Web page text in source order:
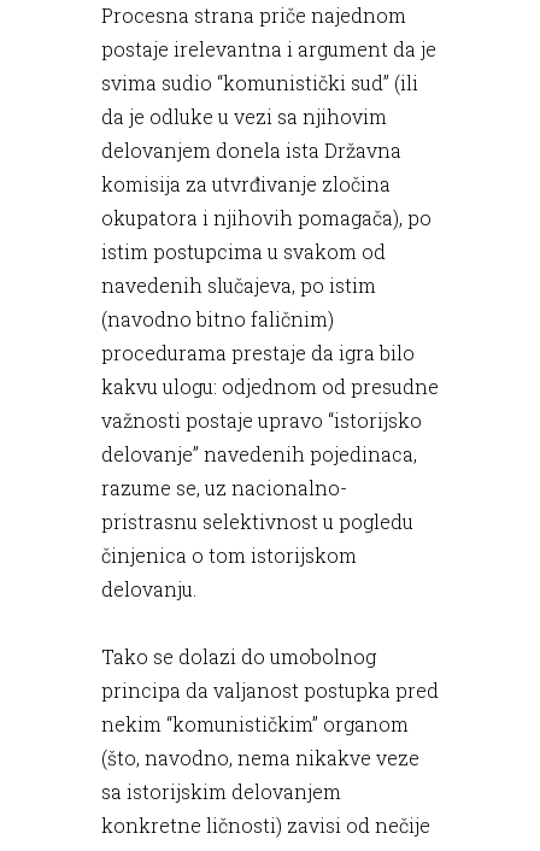
Procesna strana priče najednom
postaje irelevantna i argument da je
svima sudio “komunistički sud” (ili
da je odluke u vezi sa njihovim
delovanjem donela ista Državna
komisija za utvrđivanje zločina
okupatora i njihovih pomagača), po
istim postupcima u svakom od
navedenih slučajeva, po istim
(navodno bitno faličnim)
procedurama prestaje da igra bilo
kakvu ulogu: odjednom od presudne
važnosti postaje upravo “istorijsko
delovanje” navedenih pojedinaca,
razume se, uz nacionalno-
pristrasnu selektivnost u pogledu
činjenica o tom istorijskom
delovanju.
Tako se dolazi do umobolnog
principa da valjanost postupka pred
nekim “komunističkim” organom
(što, navodno, nema nikakve veze
sa istorijskim delovanjem
konkretne ličnosti) zavisi od nečije